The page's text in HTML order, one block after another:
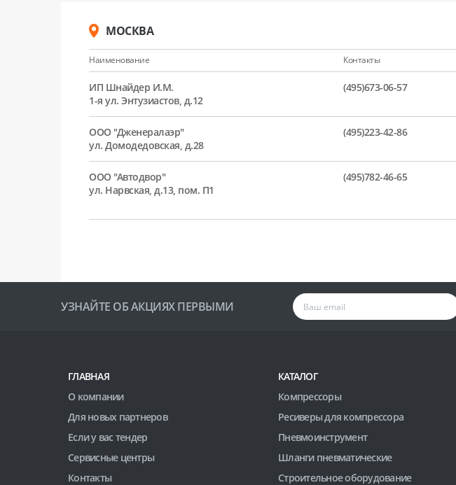
МОСКВА
Наименование Контакты
ИП Шнайдер И.М.
1-я ул. Энтузиастов, д.12
(495)673-06-57
ООО "Дженералаэр"
ул. Домодедовская, д.28
(495)223-42-86
ООО "Автодвор"
ул. Нарвская, д.13, пом. П1
(495)782-46-65
УЗНАЙТЕ ОБ АКЦИЯХ ПЕРВЫМИ
ГЛАВНАЯ
О компании
Для новых партнеров
Если у вас тендер
Сервисные центры
Контакты
КАТАЛОГ
Компрессоры
Ресиверы для компрессора
Пневмоинструмент
Шланги пневматические
Строительное оборудование